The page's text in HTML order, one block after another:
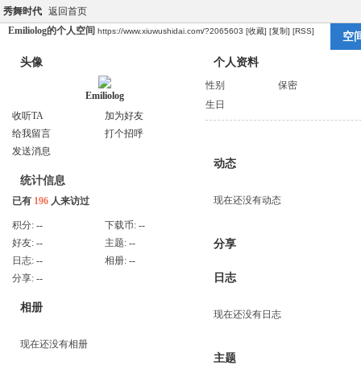
秀舞时代 返回首页
Emiliolog的个人空间 https://www.xiuwushidai.com/?2065603 [收藏] [复制] [RSS] 空
头像
Emiliolog
收听TA
加为好友
给我留言
打个招呼
发送消息
统计信息
已有 196 人来访过
积分: -- 下载币: --
好友: -- 主题: --
日志: -- 相册: --
分享: --
相册
现在还没有相册
个人资料
性别
保密
生日
动态
现在还没有动态
分享
日志
现在还没有日志
主题